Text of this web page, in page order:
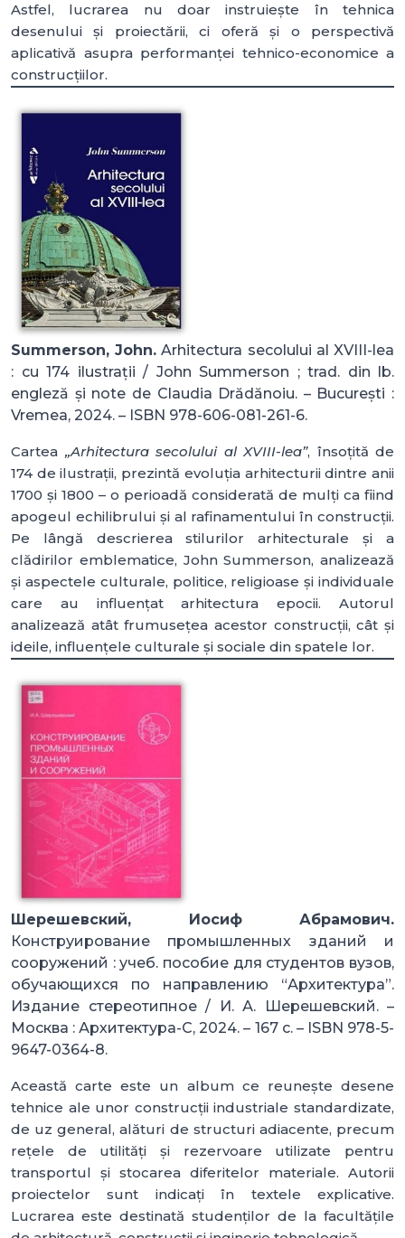
Astfel, lucrarea nu doar instruiește în tehnica
desenului și proiectării, ci oferă și o perspectivă
aplicativă asupra performanței tehnico-economice a
construcțiilor.
Summerson, John. Arhitectura secolului al XVIII-lea
: cu 174 ilustrații / John Summerson ; trad. din lb.
engleză și note de Claudia Drădănoiu. – București :
Vremea, 2024. – ISBN 978-606-081-261-6.
Cartea „Arhitectura secolului al XVIII-lea”, însoțită de
174 de ilustrații, prezintă evoluția arhitecturii dintre anii
1700 și 1800 – o perioadă considerată de mulți ca fiind
apogeul echilibrului și al rafinamentului în construcții.
Pe lângă descrierea stilurilor arhitecturale și a
clădirilor emblematice, John Summerson, analizează
și aspectele culturale, politice, religioase și individuale
care au influențat arhitectura epocii. Autorul
analizează atât frumusețea acestor construcții, cât și
ideile, influențele culturale și sociale din spatele lor.
Шерешевский, Иосиф Абрамович.
Конструирование промышленных зданий и
сооружений : учеб. пособие для студентов вузов,
обучающихся по направлению “Архитектура”.
Издание стереотипное / И. А. Шерешевский. –
Москва : Архитектура-С, 2024. – 167 с. – ISBN 978-5-
9647-0364-8.
Această carte este un album ce reunește desene
tehnice ale unor construcții industriale standardizate,
de uz general, alături de structuri adiacente, precum
rețele de utilități și rezervoare utilizate pentru
transportul și stocarea diferitelor materiale. Autorii
proiectelor sunt indicați în textele explicative.
Lucrarea este destinată studenților de la facultățile